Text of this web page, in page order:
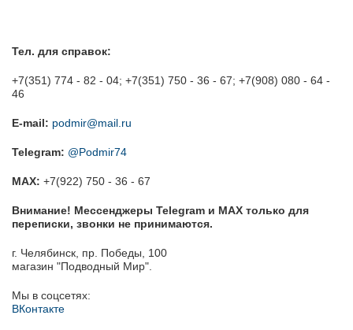
Тел. для справок:
+7(351) 774 - 82 - 04; +7(351) 750 - 36 - 67; +7(908) 080 - 64 -
46
E-mail: podmir@mail.ru
Telegram: @Podmir74
MAX: +7(922) 750 - 36 - 67
Внимание! Мессенджеры Telegram и MAX только для
переписки, звонки не принимаются.
г. Челябинск, пр. Победы, 100
магазин "Подводный Мир".
Мы в соцсетях:
ВКонтакте